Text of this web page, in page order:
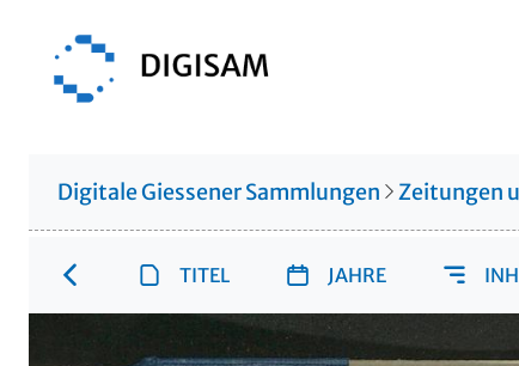
Digitale Giessener Sammlungen Zeitungen
TITEL JAHRE